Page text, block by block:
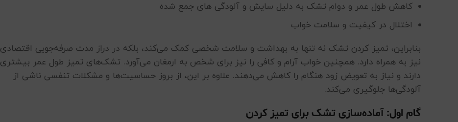
کاهش طول عمر و دوام تشک به دلیل سایش و آلودگی های جمع شده
اختلال در کیفیت و سلامت خواب
بنابراین، تمیز کردن تشک نه تنها به بهداشت و سلامت شخصی کمک می‌کند، بلکه در دراز مدت صرفه‌جویی اقتصادی
نیز به همراه دارد. همچنین خواب آرام و کافی را نیز برای شخص به ارمغان می‌آورد. تشک‌های تمیز طول عمر بیشتری
دارند و نیاز به تعویض زود هنگام را کاهش می‌دهند. علاوه بر این، از بروز حساسیت‌ها و مشکلات تنفسی ناشی از
آلودگی‌ها جلوگیری می‌کند.
گام اول: آماده‌سازی تشک برای تمیز کردن